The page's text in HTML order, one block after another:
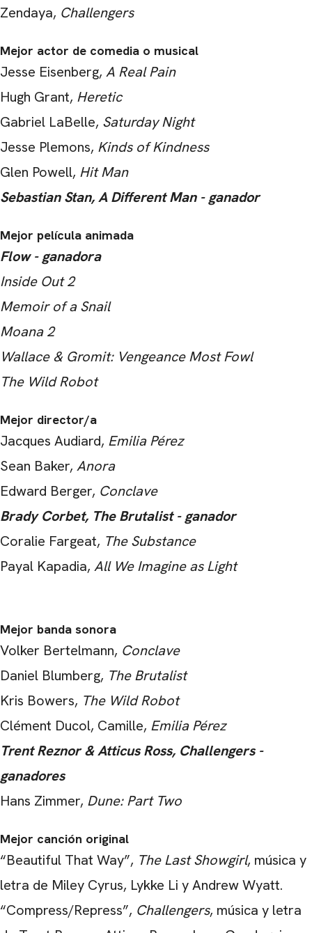
Zendaya, Challengers
Mejor actor de comedia o musical
Jesse Eisenberg, A Real Pain
Hugh Grant, Heretic
Gabriel LaBelle, Saturday Night
Jesse Plemons, Kinds of Kindness
Glen Powell, Hit Man
Sebastian Stan, A Different Man - ganador
Mejor película animada
Flow - ganadora
Inside Out 2
Memoir of a Snail
Moana 2
Wallace & Gromit: Vengeance Most Fowl
The Wild Robot
Mejor director/a
Jacques Audiard, Emilia Pérez
Sean Baker, Anora
Edward Berger, Conclave
Brady Corbet, The Brutalist - ganador
Coralie Fargeat, The Substance
Payal Kapadia, All We Imagine as Light
Mejor banda sonora
Volker Bertelmann, Conclave
Daniel Blumberg, The Brutalist
Kris Bowers, The Wild Robot
Clément Ducol, Camille, Emilia Pérez
Trent Reznor & Atticus Ross, Challengers -
ganadores
Hans Zimmer, Dune: Part Two
Mejor canción original
“Beautiful That Way”, The Last Showgirl, música y
letra de Miley Cyrus, Lykke Li y Andrew Wyatt.
“Compress/Repress”, Challengers, música y letra